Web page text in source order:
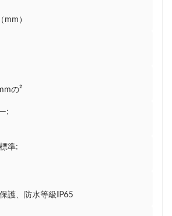
mm）
の²
:
準:
護、防水等級IP65